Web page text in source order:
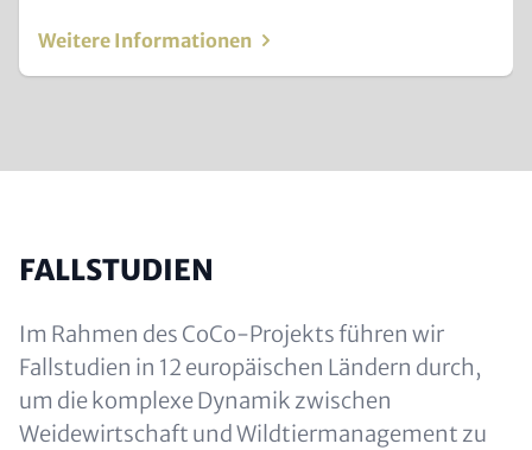
Weitere Informationen
FALLSTUDIEN
Im Rahmen des CoCo-Projekts führen wir
Fallstudien in 12 europäischen Ländern durch,
um die komplexe Dynamik zwischen
Weidewirtschaft und Wildtiermanagement zu